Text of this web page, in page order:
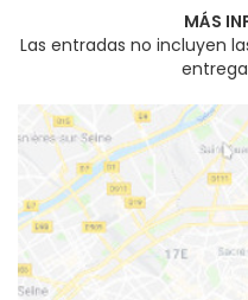
MÁS
Las entradas no incluyen